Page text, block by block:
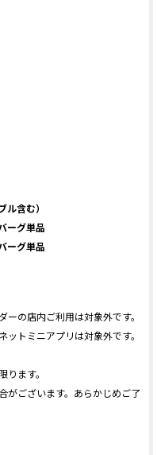
含む）
ーグ単品
ーグ単品
の店内ご利用は対象外です。
トミニアプリは対象外です。
ます。
がございます。あらかじめご了